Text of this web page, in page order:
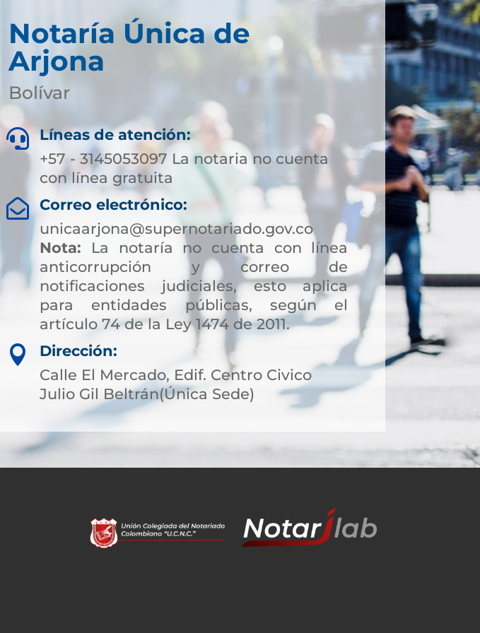
Notaría Única de
Arjona
Bolívar
 Líneas de atención:
+57 - 3145053097 La notaria no cuenta
con línea gratuita

Correo electrónico:
unicaarjona@supernotariado.gov.co
Nota: La notaría no cuenta con línea
anticorrupción y correo de
notificaciones judiciales, esto aplica
para entidades públicas, según el
artículo 74 de la Ley 1474 de 2011.

Dirección:
Calle El Mercado, Edif. Centro Civico
Julio Gil Beltrán(Única Sede)